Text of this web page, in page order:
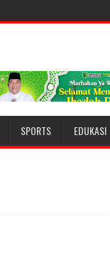
SPORTS EDUKASI